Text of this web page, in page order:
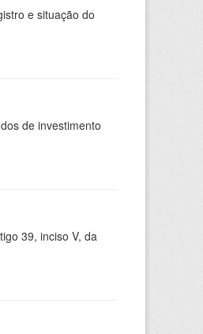
e situação do
de investimento
39, inciso V, da